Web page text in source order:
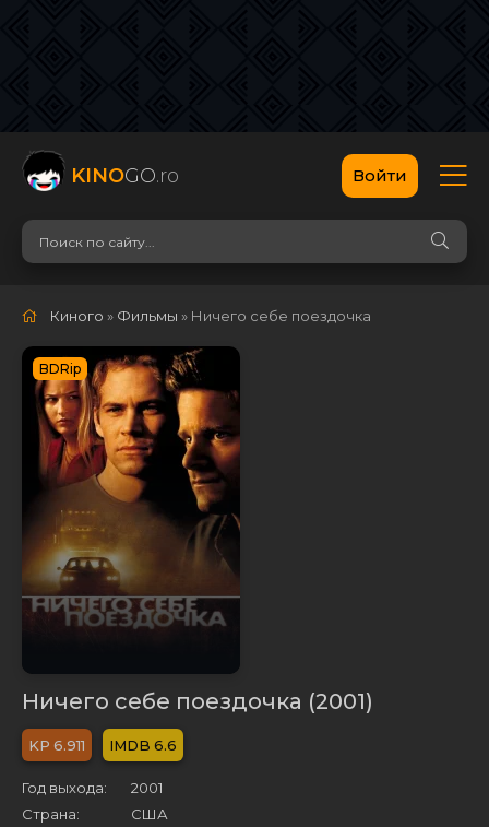
KINOGO.ro Войти
Киного » Фильмы » Ничего себе поездочка
BDRip
Ничего себе поездочка (2001)
6.911 6.6
Год выхода:
2001
Страна:
США